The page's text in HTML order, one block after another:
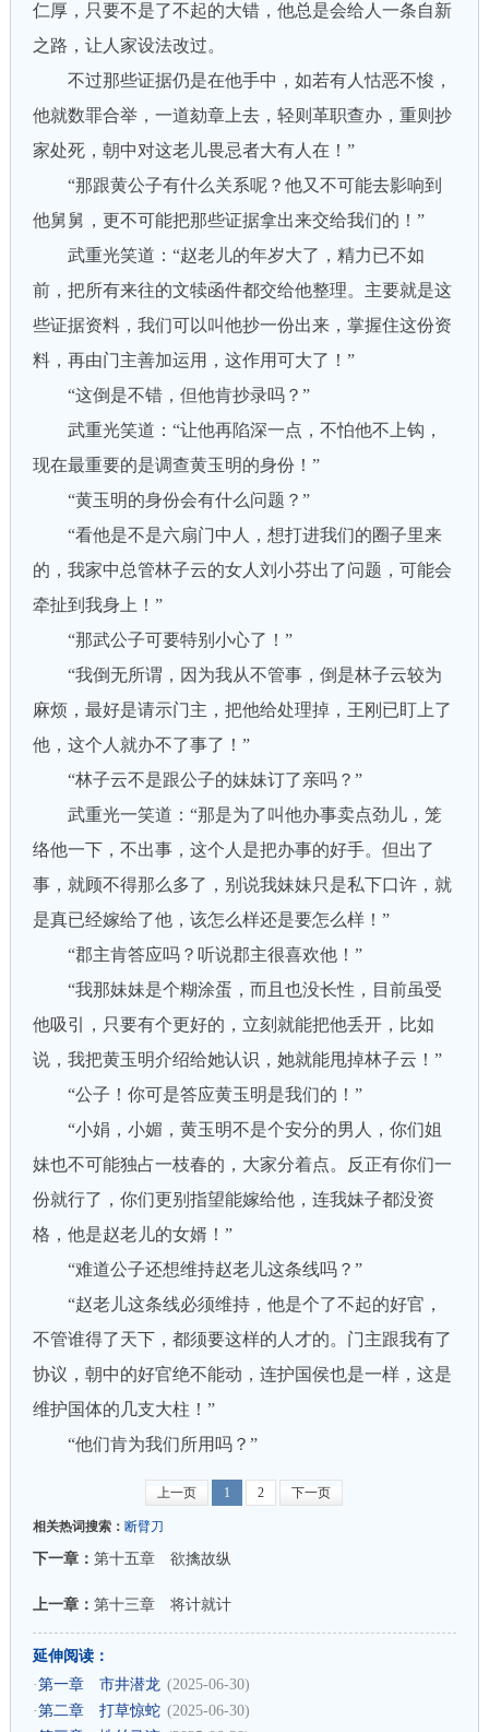
仁厚，只要不是了不起的大错，他总是会给人一条自新
之路，让人家设法改过。
不过那些证据仍是在他手中，如若有人怙恶不悛，
他就数罪合举，一道劾章上去，轻则革职查办，重则抄
家处死，朝中对这老儿畏忌者大有人在！”
“那跟黄公子有什么关系呢？他又不可能去影响到
他舅舅，更不可能把那些证据拿出来交给我们的！”
武重光笑道：“赵老儿的年岁大了，精力已不如
前，把所有来往的文犊函件都交给他整理。主要就是这
些证据资料，我们可以叫他抄一份出来，掌握住这份资
料，再由门主善加运用，这作用可大了！”
“这倒是不错，但他肯抄录吗？”
武重光笑道：“让他再陷深一点，不怕他不上钩，
现在最重要的是调查黄玉明的身份！”
“黄玉明的身份会有什么问题？”
“看他是不是六扇门中人，想打进我们的圈子里来
的，我家中总管林子云的女人刘小芬出了问题，可能会
牵扯到我身上！”
“那武公子可要特别小心了！”
“我倒无所谓，因为我从不管事，倒是林子云较为
麻烦，最好是请示门主，把他给处理掉，王刚已盯上了
他，这个人就办不了事了！”
“林子云不是跟公子的妹妹订了亲吗？”
武重光一笑道：“那是为了叫他办事卖点劲儿，笼
络他一下，不出事，这个人是把办事的好手。但出了
事，就顾不得那么多了，别说我妹妹只是私下口许，就
是真已经嫁给了他，该怎么样还是要怎么样！”
“郡主肯答应吗？听说郡主很喜欢他！”
“我那妹妹是个糊涂蛋，而且也没长性，目前虽受
他吸引，只要有个更好的，立刻就能把他丢开，比如
说，我把黄玉明介绍给她认识，她就能甩掉林子云！”
“公子！你可是答应黄玉明是我们的！”
“小娟，小媚，黄玉明不是个安分的男人，你们姐
妹也不可能独占一枝春的，大家分着点。反正有你们一
份就行了，你们更别指望能嫁给他，连我妹子都没资
格，他是赵老儿的女婿！”
“难道公子还想维持赵老儿这条线吗？”
“赵老儿这条线必须维持，他是个了不起的好官，
不管谁得了天下，都须要这样的人才的。门主跟我有了
协议，朝中的好官绝不能动，连护国侯也是一样，这是
维护国体的几支大柱！”
“他们肯为我们所用吗？”
上一页 1 2 下一页
相关热词搜索： 断臂刀
下一章： 第十五章 欲擒故纵
上一章： 第十三章 将计就计
延伸阅读：
·第一章 市井潜龙 (2025-06-30)
·第二章 打草惊蛇 (2025-06-30)